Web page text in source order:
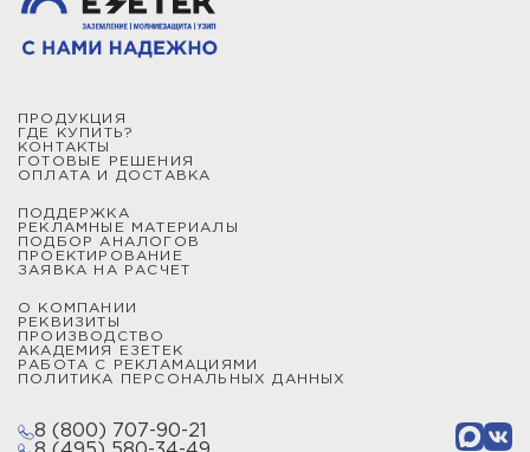
ПРОДУКЦИЯ
ГДЕ КУПИТЬ?
КОНТАКТЫ
ГОТОВЫЕ РЕШЕНИЯ
ОПЛАТА И ДОСТАВКА
ПОДДЕРЖКА
РЕКЛАМНЫЕ МАТЕРИАЛЫ
ПОДБОР АНАЛОГОВ
ПРОЕКТИРОВАНИЕ
ЗАЯВКА НА РАСЧЕТ
О КОМПАНИИ
РЕКВИЗИТЫ
ПРОИЗВОДСТВО
АКАДЕМИЯ ЕЗЕТЕК
РАБОТА С РЕКЛАМАЦИЯМИ
ПОЛИТИКА ПЕРСОНАЛЬНЫХ ДАННЫХ
8 (800) 707-90-21